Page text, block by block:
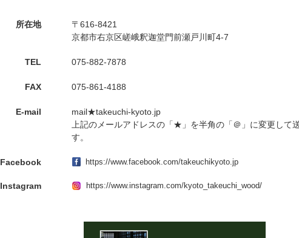
所在地
〒616-8421
京都市右京区嵯峨釈迦堂門前瀬戸川町4-7
TEL 075-882-7878
FAX 075-861-4188
E-mail
mail★takeuchi-kyoto.jp
上記のメールアドレスの「★」を半角の「＠」に変更して
す。
Facebook https://www.facebook.com/takeuchikyoto.jp
Instagram https://www.instagram.com/kyoto_takeuchi_wood/